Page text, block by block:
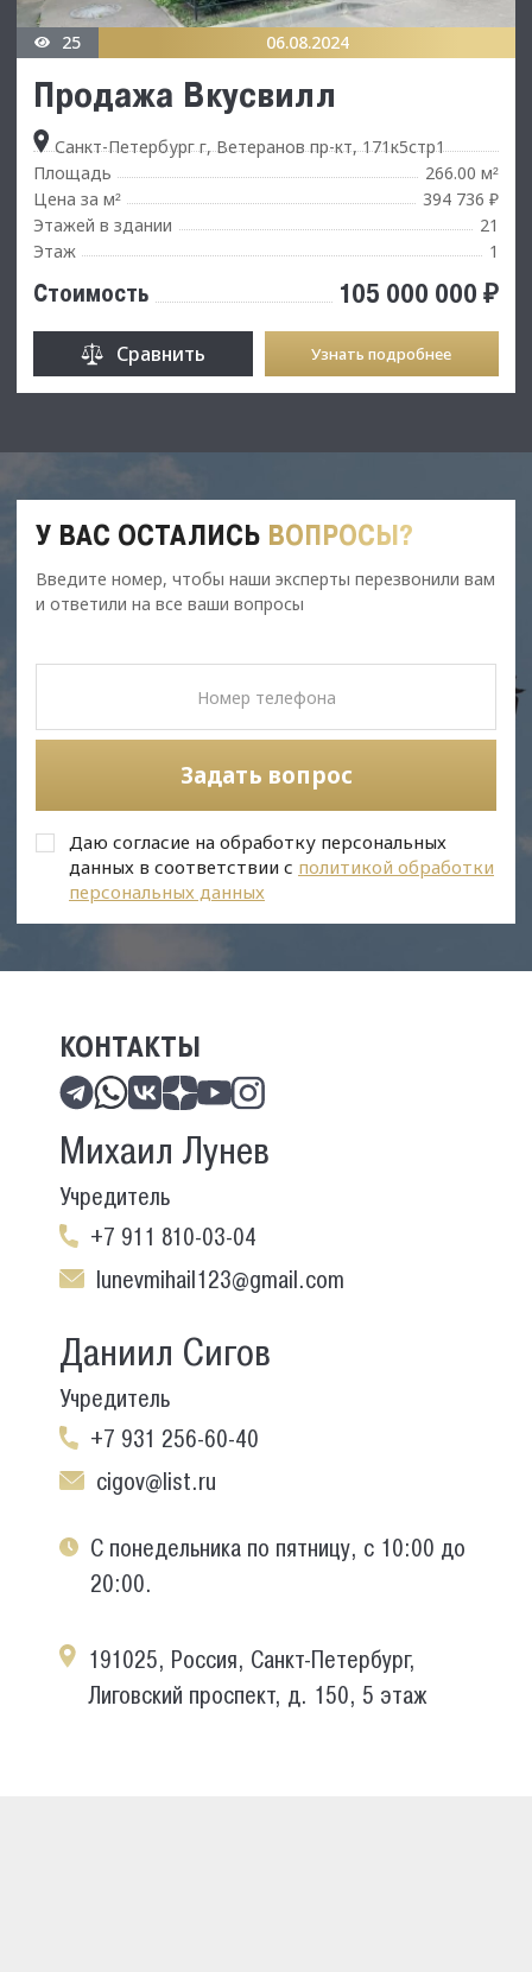
25 06.08.2024
Продажа Вкусвилл
Санкт-Петербург г, Ветеранов пр-кт, 171к5стр1
Площадь
266.00 м²
Цена за м²
394 736 ₽
Этажей в здании
21
Этаж
1
Стоимость 105 000 000 ₽
Сравнить Узнать подробнее
У ВАС ОСТАЛИСЬ ВОПРОСЫ?
Введите номер, чтобы наши эксперты перезвонили вам
и ответили на все ваши вопросы
Задать вопрос
Даю согласие на обработку персональных
данных в соответствии с политикой обработки
персональных данных
КОНТАКТЫ
Михаил Лунев
Учредитель
+7 911 810-03-04
lunevmihail123@gmail.com
Даниил Сигов
Учредитель
+7 931 256-60-40
cigov@list.ru
С понедельника по пятницу, с 10:00 до
20:00.
191025, Россия, Санкт-Петербург,
Лиговский проспект, д. 150, 5 этаж